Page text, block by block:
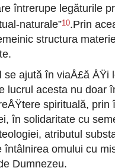
întrerupe legăturile
naturale”10.Prin
structura
se ajută în viaÅ£ă ÅŸi
lucrul acesta nu doar
spirituală, prin
în solidaritate cu
atributul
omului cu
Dumnezeu.